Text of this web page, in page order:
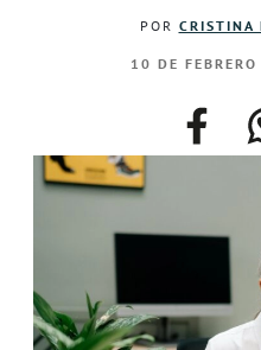
POR CRISTINA
10 DE